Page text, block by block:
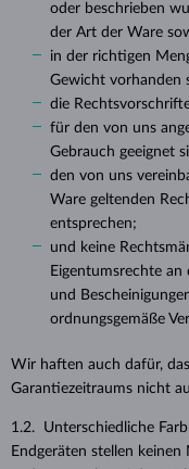
oder beschrieben
der Art der Ware
in der richtigen
Gewicht vorhanden
die
für den von uns
Gebrauch geeignet
den von uns
Ware geltenden
entsprechen;
und keine
Eigentumsrechte
und
ordnungsgemäße
Wir haften auch dafür,
Garantiezeitraums nicht
1.2. Unterschiedliche
Endgeräten stellen